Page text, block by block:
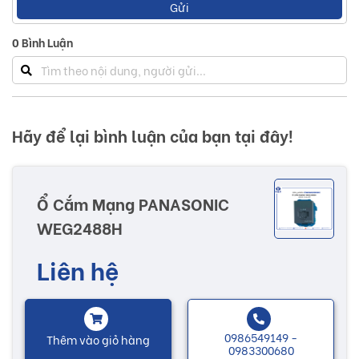
Bản vẽ ổ cắm mạng PANASONIC WEG2488H
3. Thông số kỹ thuật
Ổ cắm mạng
Chuẩn kết nối:CAT5E
Gửi
0Bình Luận
Hãy để lại bình luận của bạn tại đây!
Ổ Cắm Mạng PANASONIC
WEG2488H
Liên hệ
Thêm vào giỏ hàng 0986549149 -
0983300680